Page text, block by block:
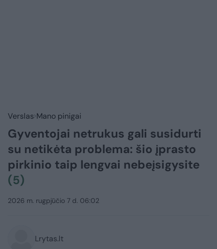
Verslas Mano pinigai
Gyventojai netrukus gali susidurti
su netikėta problema: šio įprasto
pirkinio taip lengvai nebeįsigysite
(5)
2026 m. rugpjūčio 7 d. 06:02
Lrytas.lt